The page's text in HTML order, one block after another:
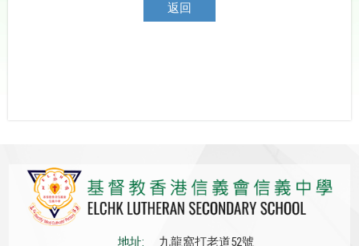
返回
地址: 九龍窩打老道52號